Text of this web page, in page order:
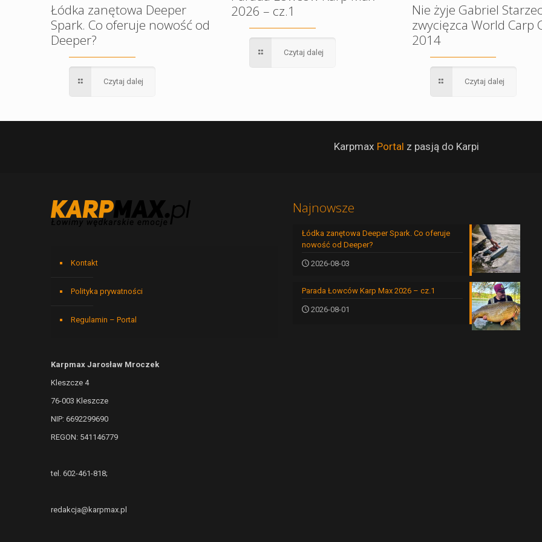
Łódka zanętowa Deeper
Spark. Co oferuje nowość od
Deeper?
Czytaj dalej
2026 – cz.1
Czytaj dalej
Nie żyje Gabriel
zwycięzca World Carp
2014
Czytaj dalej
Karpmax Portal z pasją do Karpi
Kontakt
Polityka prywatności
Regulamin – Portal
Karpmax Jarosław Mroczek
Kleszcze 4
76-003 Kleszcze
NIP: 6692299690
REGON: 541146779
tel. 602-461-818;
redakcja@karpmax.pl
Najnowsze
Łódka zanętowa Deeper Spark. Co oferuje
nowość od Deeper?
2026-08-03
Parada Łowców Karp Max 2026 – cz.1
2026-08-01